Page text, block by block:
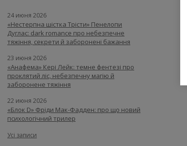
24 июня 2026
«Нестерпна шістка Трісти» Пенелопи
Дуглас: dark romance про небезпечне
тяжіння, секрети й заборонені бажання
23 июня 2026
«Анафема» Кері Лейк: темне фентезі про
проклятий ліс, небезпечну магію й
заборонене тяжіння
22 июня 2026
«Блок D» Фріди Мак-Фадден: про що новий
психологічний трилер
Усі записи